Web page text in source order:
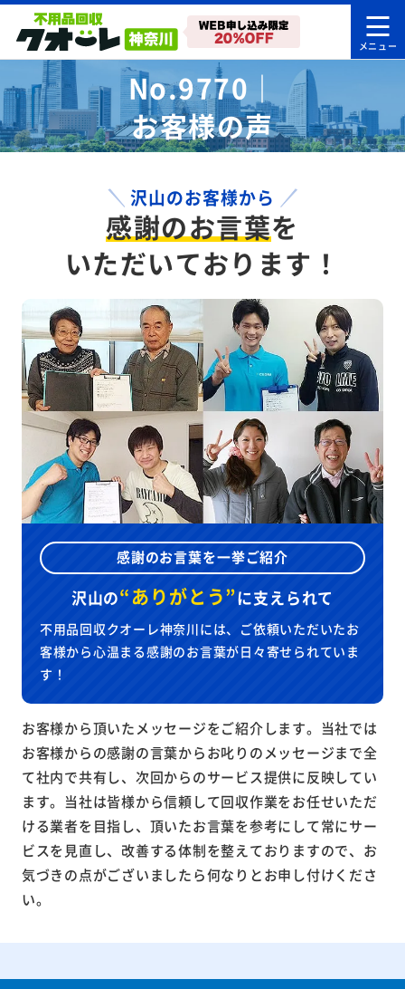
No.9770｜
お客様の声
沢山のお客様から
感謝のお言葉を
いただいております！
感謝のお言葉を一挙ご紹介
沢山の“ありがとう”に支えられて
不用品回収クオーレ神奈川には、ご依頼いただいたお
客様から心温まる感謝のお言葉が日々寄せられていま
す！
お客様から頂いたメッセージをご紹介します。当社では
お客様からの感謝の言葉からお叱りのメッセージまで全
て社内で共有し、次回からのサービス提供に反映してい
ます。当社は皆様から信頼して回収作業をお任せいただ
ける業者を目指し、頂いたお言葉を参考にして常にサー
ビスを見直し、改善する体制を整えておりますので、お
気づきの点がございましたら何なりとお申し付けくださ
い。